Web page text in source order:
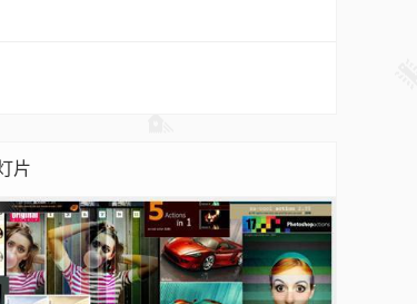
片